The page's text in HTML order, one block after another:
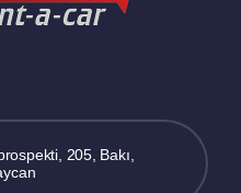
205, Bakı,